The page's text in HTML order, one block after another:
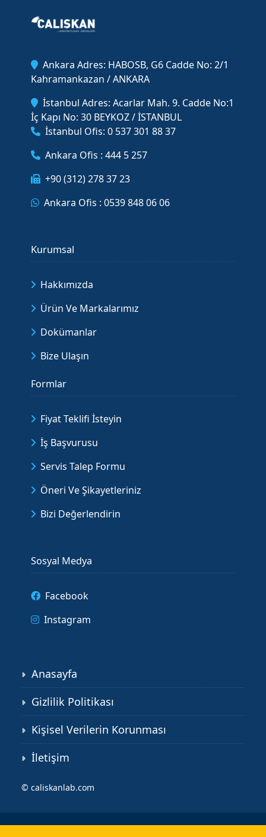
Ankara Adres: HABOSB, G6 Cadde No: 2/1
Kahramankazan / ANKARA
İstanbul Adres: Acarlar Mah. 9. Cadde No:1
İç Kapı No: 30 BEYKOZ / İSTANBUL
İstanbul Ofis: 0 537 301 88 37
Ankara Ofis : 444 5 257
+90 (312) 278 37 23
Ankara Ofis : 0539 848 06 06
Kurumsal
Hakkımızda
Ürün Ve Markalarımız
Dokümanlar
Bize Ulaşın
Formlar
Fiyat Teklifi İsteyin
İş Başvurusu
Servis Talep Formu
Öneri Ve Şikayetleriniz
Bizi Değerlendirin
Sosyal Medya
Facebook
Instagram
Anasayfa
Gizlilik Politikası
Kişisel Verilerin Korunması
İletişim
© caliskanlab.com